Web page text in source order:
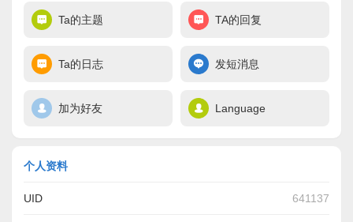
Ta的主题 TA的回复
Ta的日志 发短消息
加为好友 Language
个人资料
UID 641137